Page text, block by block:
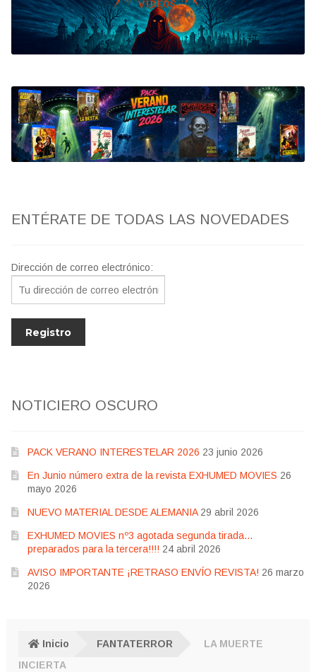
Bluray
Clasificada S
artwork
fantaterror
Jesús Franco
ENTÉRATE DE TODAS LAS NOVEDADES
Dirección de correo electrónico:
NOTICIERO OSCURO
PACK VERANO INTERESTELAR 2026 23 junio 2026
En Junio número extra de la revista EXHUMED MOVIES 26
mayo 2026
NUEVO MATERIAL DESDE ALEMANIA 29 abril 2026
EXHUMED MOVIES nº3 agotada segunda tirada…
preparados para la tercera!!!! 24 abril 2026
AVISO IMPORTANTE ¡RETRASO ENVÍO REVISTA! 26 marzo
2026
Inicio FANTATERROR
LA MUERTE
INCIERTA